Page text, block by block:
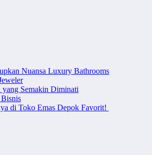
Nuansa Luxury Bathrooms
Semakin Diminati
di Toko Emas Depok Favorit!